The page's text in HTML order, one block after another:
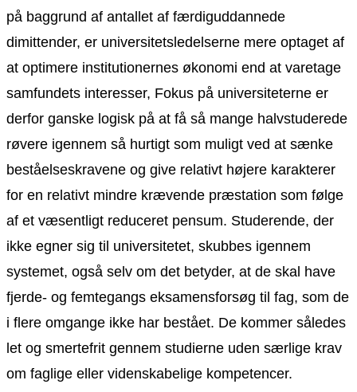
på baggrund af antallet af færdiguddannede
dimittender, er universitetsledelserne mere optaget af
at optimere institutionernes økonomi end at varetage
samfundets interesser, Fokus på universiteterne er
derfor ganske logisk på at få så mange halvstuderede
røvere igennem så hurtigt som muligt ved at sænke
beståelseskravene og give relativt højere karakterer
for en relativt mindre krævende præstation som følge
af et væsentligt reduceret pensum. Studerende, der
ikke egner sig til universitetet, skubbes igennem
systemet, også selv om det betyder, at de skal have
fjerde- og femtegangs eksamensforsøg til fag, som de
i flere omgange ikke har bestået. De kommer således
let og smertefrit gennem studierne uden særlige krav
om faglige eller videnskabelige kompetencer.